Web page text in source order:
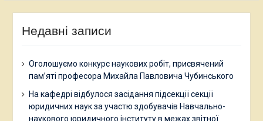
Недавні записи
Оголошуємо конкурс наукових робіт, присвячений
пам’яті професора Михайла Павловича Чубинського
На кафедрі відбулося засідання підсекції секції
юридичних наук за участю здобувачів Навчально-
наукового юридичного інституту в межах звітної